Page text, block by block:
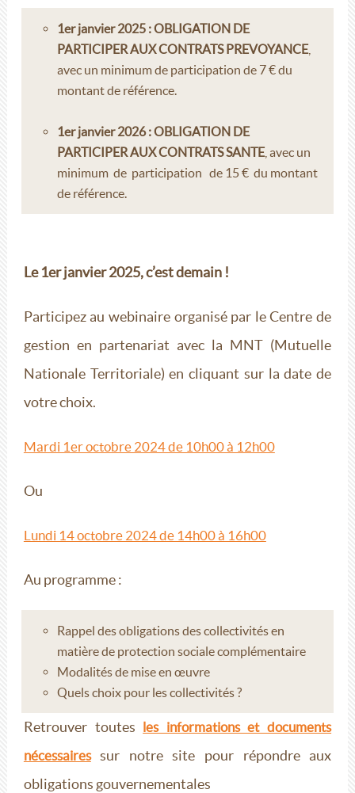
1er janvier 2025 : OBLIGATION DE
PARTICIPER AUX CONTRATS PREVOYANCE,
avec un minimum de participation de 7 € du
montant de référence.
1er janvier 2026 : OBLIGATION DE
PARTICIPER AUX CONTRATS SANTE, avec un
minimum de participation de 15 € du montant
de référence.
Le 1er janvier 2025, c’est demain !
Participez au webinaire organisé par le Centre de
gestion en partenariat avec la MNT (Mutuelle
Nationale Territoriale) en cliquant sur la date de
votre choix.
Mardi 1er octobre 2024 de 10h00 à 12h00
Ou
Lundi 14 octobre 2024 de 14h00 à 16h00
Au programme :
Rappel des obligations des collectivités en
matière de protection sociale complémentaire
Modalités de mise en œuvre
Quels choix pour les collectivités ?
Retrouver toutes les informations et documents
nécessairessur notre site pour répondre aux
obligations gouvernementales